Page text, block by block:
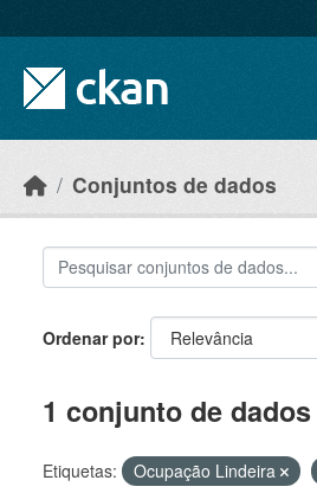
Conjuntos de dados
Ordenar por
1 conjunto de
Etiquetas: Ocupação Lindeira